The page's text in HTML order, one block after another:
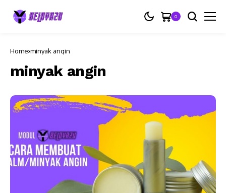
0
Home minyak angin
minyak angin